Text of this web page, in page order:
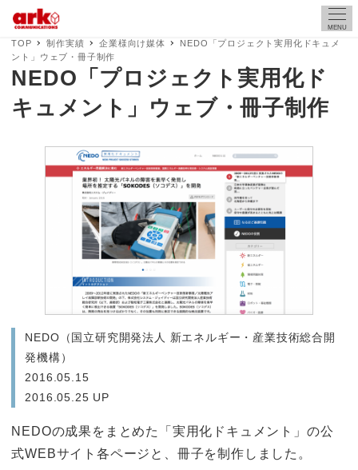
MENU
TOP 制作実績 企業様向け媒体
NEDO「プロジェクト実用化ドキュメ
ント」ウェブ・冊子制作
NEDO「プロジェクト実用化ド
キュメント」ウェブ・冊子制作
NEDO（国立研究開発法人 新エネルギー・産業技術総合開
発機構）
2016.05.15
2016.05.25 UP
NEDOの成果をまとめた「実用化ドキュメント」の公
式WEBサイト各ページと、冊子を制作しました。